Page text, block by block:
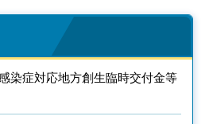
染症対応地方創生臨時交付金等